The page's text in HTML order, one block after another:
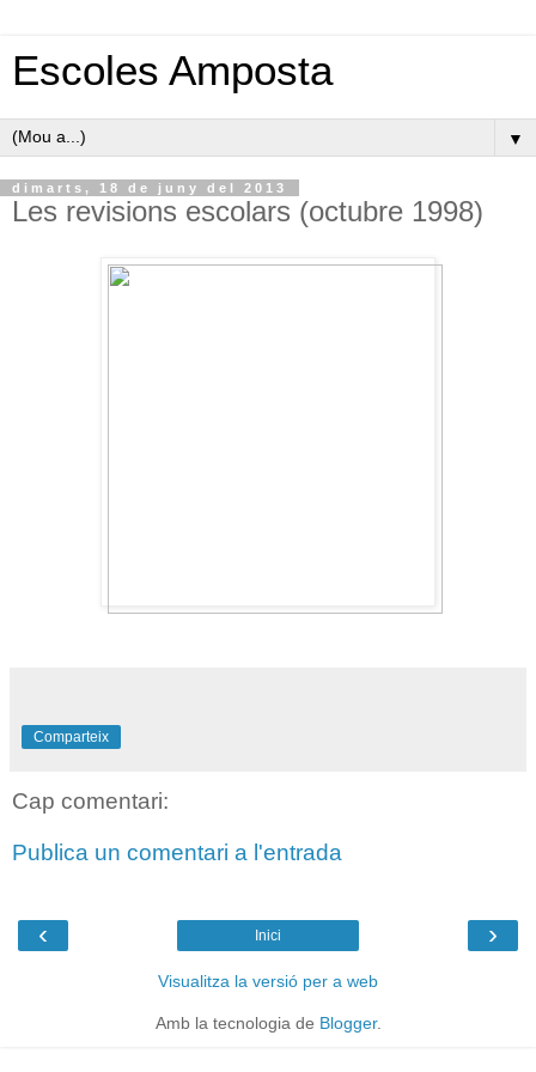
Escoles Amposta
▼
dimarts, 18 de juny del 2013
Les revisions escolars (octubre 1998)
Comparteix
Cap comentari:
Publica un comentari a l'entrada
‹ ›
Inici
Visualitza la versió per a web
Amb la tecnologia de Blogger.